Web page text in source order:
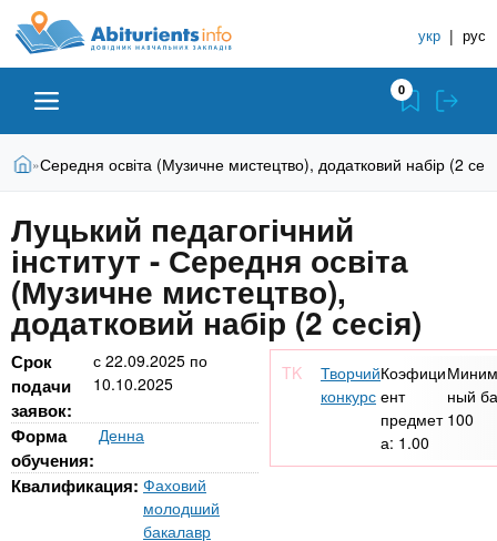
A
b
i
t
u
r
i
e
n
п
р
в
о
н
и
к
У
ч
е
б
н
ы
укр | рус
Абитуриенту
Вузы
Колледжи
Курсы
MBA
0
В
д
е
с
ь
Главная
»Середня освіта (Музичне мистецтво), додатковий набір (2
Луцький педагогічний
інститут - Середня освіта
(Музичне мистецтво),
додатковий набір (2 сесія)
Срок
подачи
заявок:
с22.09.2025 по
10.10.2025
Форма
обучения:
Денна
Квалификация: Фаховий
молодший
бакалавр
Творчий
конкурс
Коэфици
ент
предмет
а: 1.00
ный
100